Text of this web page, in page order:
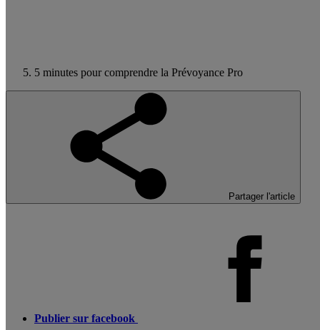
5 minutes pour comprendre la Prévoyance Pro
Partager l'article
Publier sur facebook